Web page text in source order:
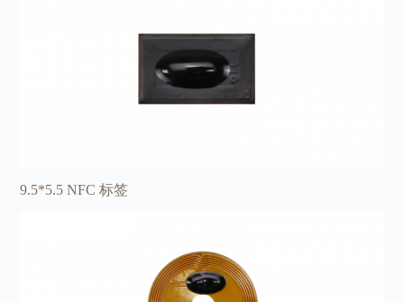
9.5*5.5 NFC 标签